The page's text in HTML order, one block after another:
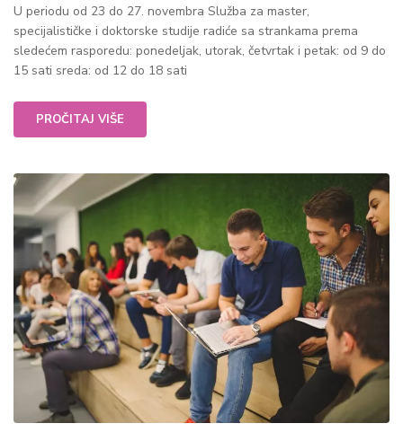
U periodu od 23 do 27. novembra Služba za master,
specijalističke i doktorske studije radiće sa strankama prema
sledećem rasporedu: ponedeljak, utorak, četvrtak i petak: od 9 do
15 sati sreda: od 12 do 18 sati
PROČITAJ VIŠE